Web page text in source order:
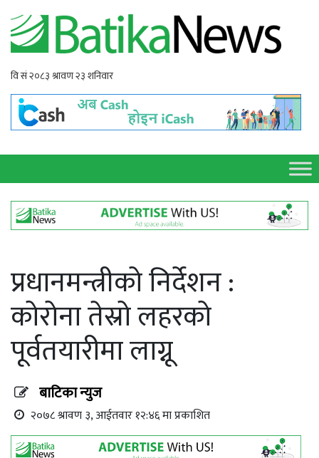
प्रधानमन्त्रीको निर्देशन :
कोरोना तेस्रो लहरको
पूर्वतयारीमा लाग्नू
बाटिका न्युज
२०७८ श्रावण ३, आईतवार १२:४६ मा प्रकाशित